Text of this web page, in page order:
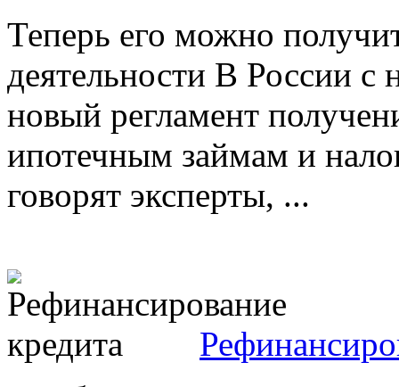
Теперь его можно
деятельности В России с
новый регламент
ипотечным займам и
говорят эксперты, ...